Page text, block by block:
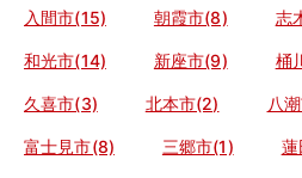
入間市(15) 朝霞市(8) 志
和光市(14) 新座市(9) 桶
久喜市(3) 北本市(2) 八
富士見市(8) 三郷市(1) 蓮